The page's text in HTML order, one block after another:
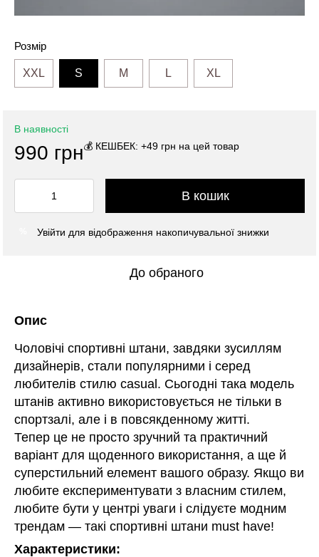
Розмір
XXL S M L XL
В наявності
990 грн💰 КЕШБЕК: +49 грн на цей товар
В кошик
Увійти для відображення накопичувальної знижки
До обраного
Опис
Чоловічі спортивні штани, завдяки зусиллям
дизайнерів, стали популярними і серед
любителів стилю casual. Сьогодні така модель
штанів активно використовується не тільки в
спортзалі, але і в повсякденному житті.
Тепер це не просто зручний та практичний
варіант для щоденного використання, а ще й
суперстильний елемент вашого образу. Якщо ви
любите експериментувати з власним стилем,
любите бути у центрі уваги і слідуєте модним
трендам — ​​такі спортивні штани must have!
Характеристики: